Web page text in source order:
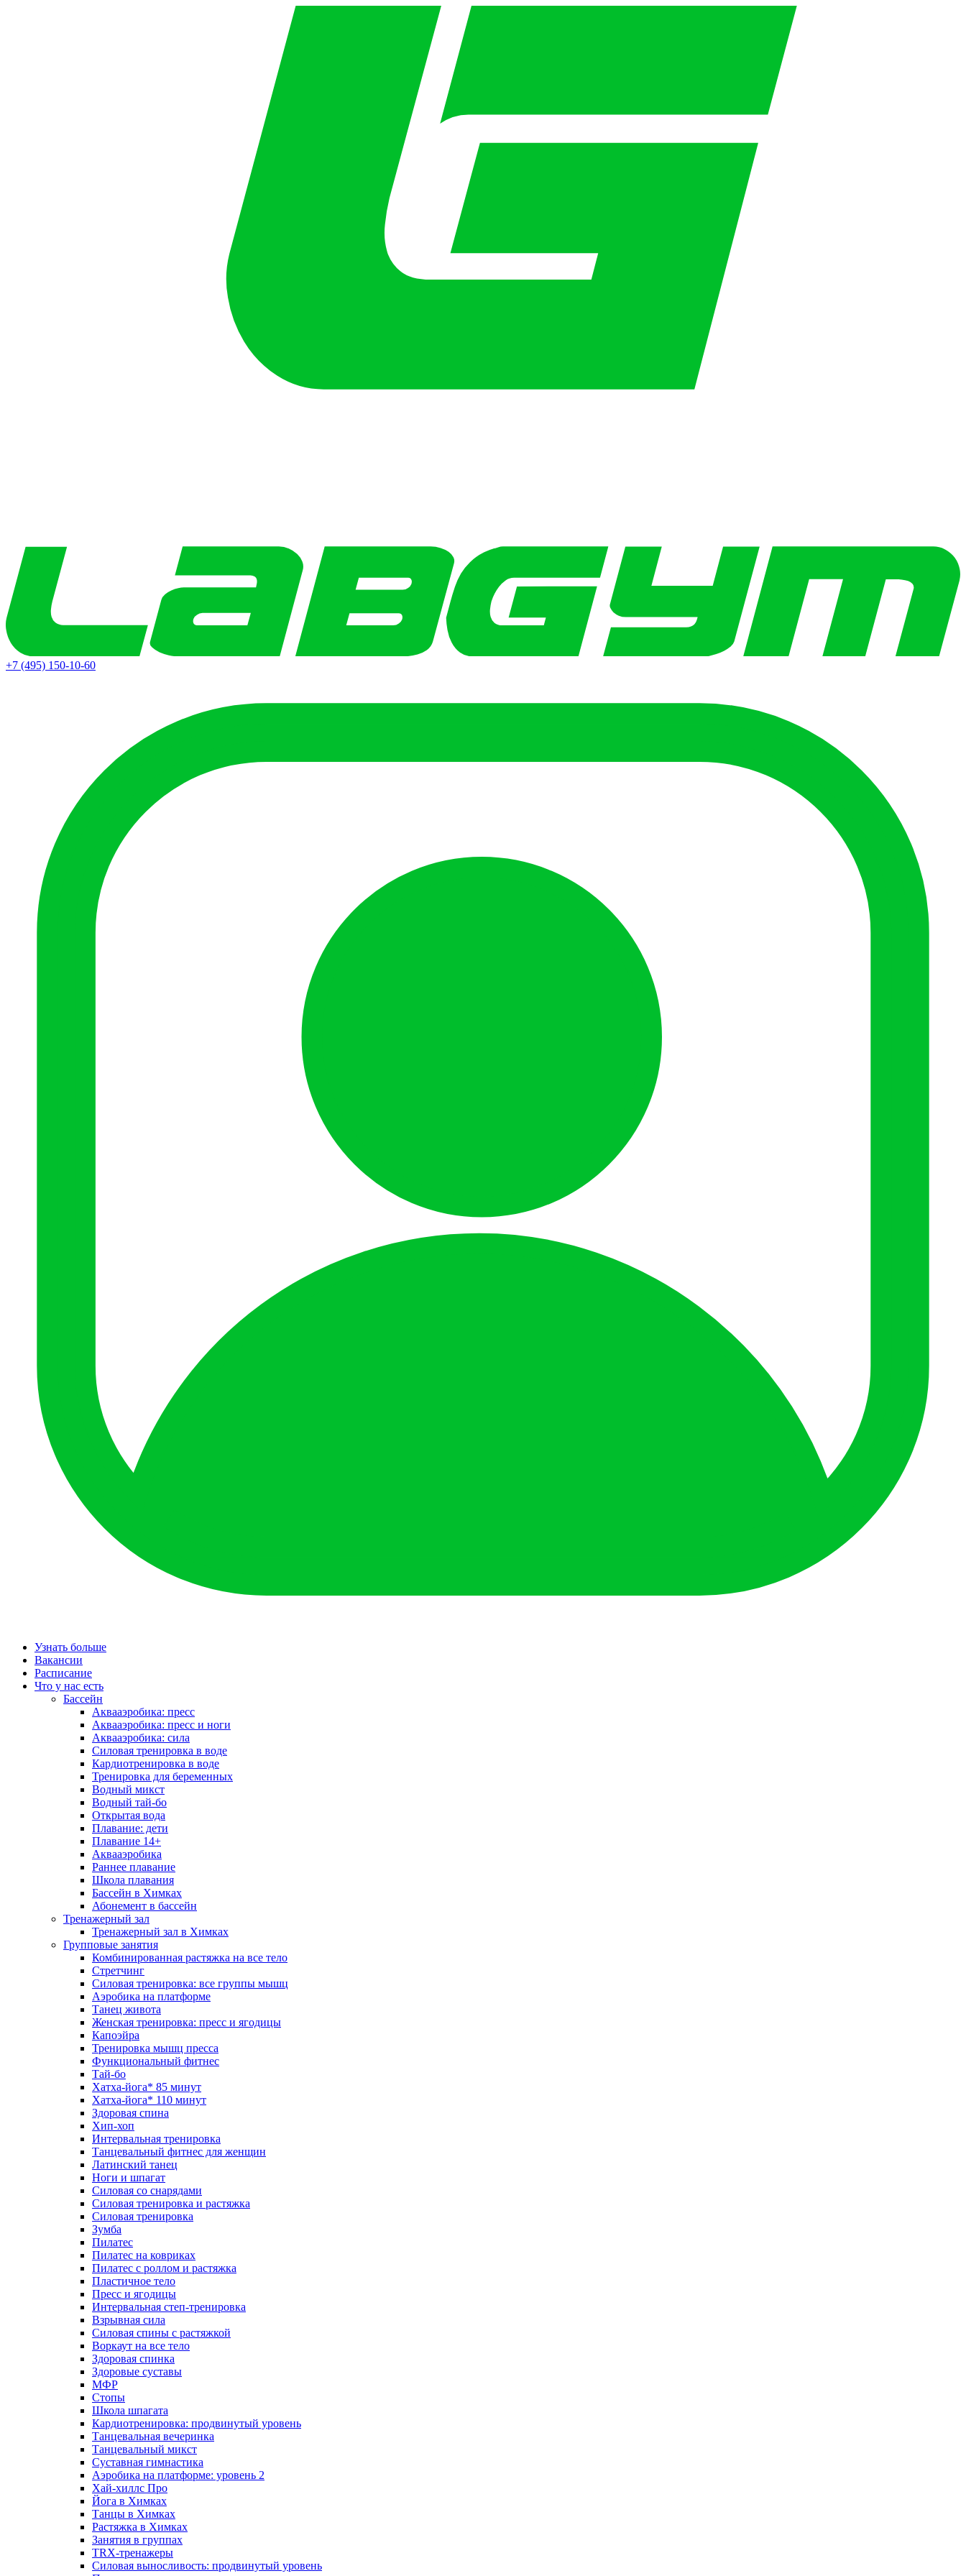
+7 (495) 150-10-60
Узнать больше
Вакансии
Расписание
Что у нас есть
Бассейн
Аквааэробика: пресс
Аквааэробика: пресс и ноги
Аквааэробика: сила
Силовая тренировка в воде
Кардиотренировка в воде
Тренировка для беременных
Водный микст
Водный тай-бо
Открытая вода
Плавание: дети
Плавание 14+
Аквааэробика
Раннее плавание
Школа плавания
Бассейн в Химках
Абонемент в бассейн
Тренажерный зал
Тренажерный зал в Химках
Групповые занятия
Комбинированная растяжка на все тело
Стретчинг
Силовая тренировка: все группы мышц
Аэробика на платформе
Танец живота
Женская тренировка: пресс и ягодицы
Капоэйра
Тренировка мышц пресса
Функциональный фитнес
Тай-бо
Хатха-йога* 85 минут
Хатха-йога* 110 минут
Здоровая спина
Хип-хоп
Интервальная тренировка
Танцевальный фитнес для женщин
Латинский танец
Ноги и шпагат
Силовая со снарядами
Силовая тренировка и растяжка
Силовая тренировка
Зумба
Пилатес
Пилатес на ковриках
Пилатес с роллом и растяжка
Пластичное тело
Пресс и ягодицы
Интервальная степ-тренировка
Взрывная сила
Силовая спины с растяжкой
Воркаут на все тело
Здоровая спинка
Здоровые суставы
МФР
Стопы
Школа шпагата
Кардиотренировка: продвинутый уровень
Танцевальная вечеринка
Танцевальный микст
Суставная гимнастика
Аэробика на платформе: уровень 2
Хай-хиллс Про
Йога в Химках
Танцы в Химках
Растяжка в Химках
Занятия в группах
TRX-тренажеры
Силовая выносливость: продвинутый уровень